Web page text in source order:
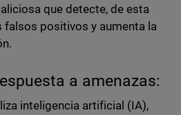
que detecte, de esta
falsos positivos y aumenta la
a amenazas:
inteligencia artificial (IA),